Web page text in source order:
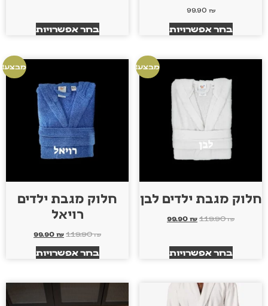
99.90 ₪
בחר אפשרויות בחר אפשרויות
מבצע!
חלוק מגבת ילדים לבן
119.90₪
99.90₪
בחר אפשרויות
מבצע!
חלוק מגבת ילדים
רויאל
119.90₪
99.90₪
בחר אפשרויות